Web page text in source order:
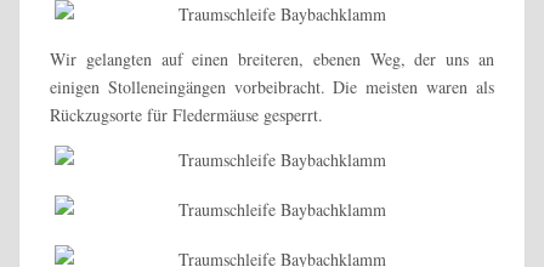
Wir gelangten auf einen breiteren, ebenen Weg, der uns an
einigen Stolleneingängen vorbeibracht. Die meisten waren als
Rückzugsorte für Fledermäuse gesperrt.